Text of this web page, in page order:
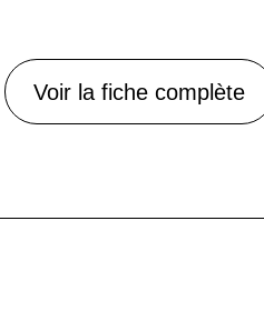
Voir la fiche complète